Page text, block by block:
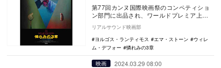
第77回カンヌ国際映画祭のコンペティショ
ン部門に出品され、ワールドプレミア上映
されることが決まったヨルゴス・ランティ
モス監督最新…
リアルサウンド映画部
ヨルゴス・ランティモス
エマ・ストーン
ウィレ
ム・デフォー
憐れみの3章
映画 2024.03.29 08:00